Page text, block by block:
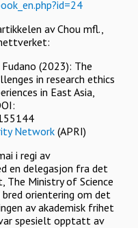
av Chou mfl.,
Fudano (2023): The
in research ethics
in East Asia,
Network (APRI)
i regi av
en delegasjon fra det
The Ministry of Science
bred orientering om det
av akademisk frihet
spesielt opptatt av